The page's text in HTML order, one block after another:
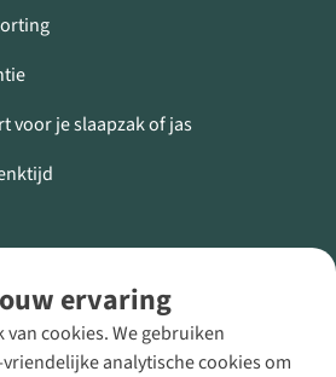
ervaring
cookies. We gebruiken
analytische cookies om
voor je slaapzak of jas